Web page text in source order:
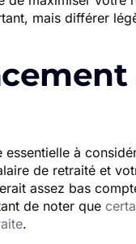
mais différer
à
de retraité et
assez bas
de noter que
.